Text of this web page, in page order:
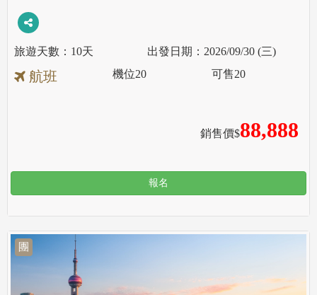
10天 2026/09/30 (三)
航班
銷售價$88,888
機位20 可售20
報名
團